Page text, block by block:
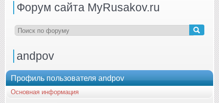
Форум сайта MyRusakov.ru
andpov
Профиль пользователя andpov
Основная информация